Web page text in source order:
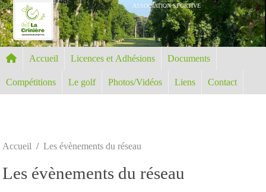
ASSOCIATION SPORTIVE
Accueil Licences et Adhésions Documents
Compétitions Le golf Photos/Vidéos Liens Contact
Accueil Les évènements du réseau
Les évènements du réseau
Panneau de gestion des cookies